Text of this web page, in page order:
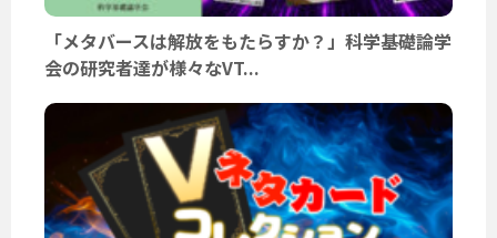
「メタバースは解放をもたらすか？」科学基礎論学
会の研究者達が様々なVT...